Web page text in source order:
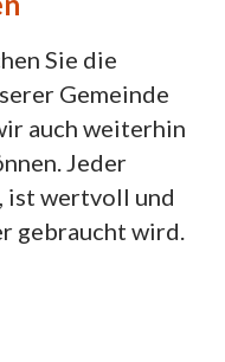
).
mit vielen
sind
zu den Kranken
mit unseren
Dem
Glaubenden
darum sind wir
Sie die
Gemeinde
auch weiterhin
Jeder
ist wertvoll und
gebraucht wird.